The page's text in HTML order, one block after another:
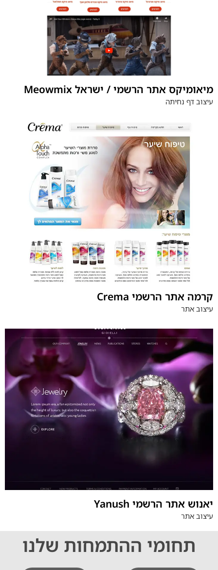
Meowmix מיאומיקס אתר הרשמי / ישראל
עיצוב דף נחיתה
Crema קרמה אתר הרשמי
עיצוב אתר
Yanush יאנוש אתר הרשמי
עיצוב אתר
תחומי ההתמחות שלנו